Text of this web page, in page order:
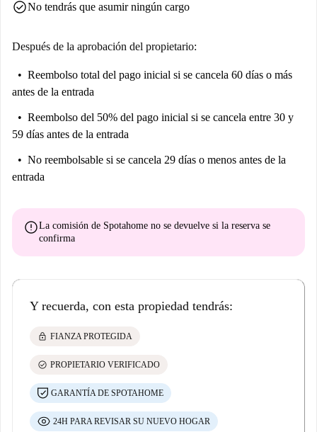
check_circleNo tendrás que asumir ningún cargo
Después de la aprobación del propietario:
Reembolso total del pago inicial si se cancela 60 días o más
antes de la entrada
Reembolso del 50% del pago inicial si se cancela entre 30 y
59 días antes de la entrada
No reembolsable si se cancela 29 días o menos antes de la
entrada
errorLa comisión de Spotahome no se devuelve si la reserva se
confirma
Y recuerda, con esta propiedad tendrás:
lock FIANZA PROTEGIDA
check_circle PROPIETARIO VERIFICADO
GARANTÍA DE SPOTAHOME
24H PARA REVISAR SU NUEVO HOGAR